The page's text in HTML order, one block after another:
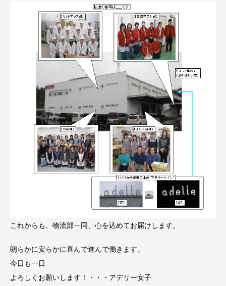
これからも、物流部一同、心を込めてお届けします。
朗らかに安らかに喜んで進んで働きます。
今日も一日
よろしくお願いします！・・・アデリー女子